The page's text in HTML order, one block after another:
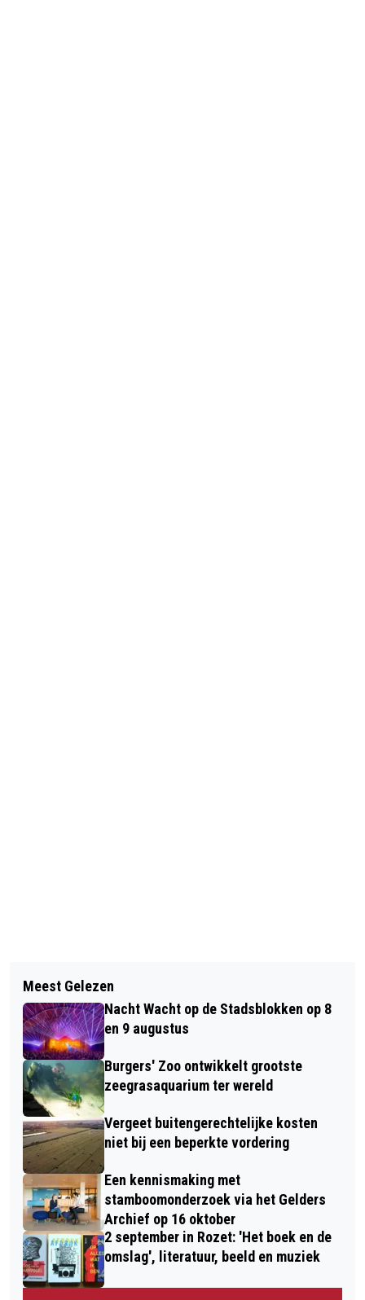
SGA-SCHOLIERE WINT BRONS OP
INTERNATIONAL JUNIOR SCIENCE
OLYMPIAD IN DUBAI
DIGITAAL KERSTCONCERT GOOG:
GENIETEN VANUIT JE LUIE STOEL
Meest Gelezen
Nacht Wacht op de Stadsblokken op 8
en 9 augustus
Burgers' Zoo ontwikkelt grootste
zeegrasaquarium ter wereld
Vergeet buitengerechtelijke kosten
niet bij een beperkte vordering
Een kennismaking met
stamboomonderzoek via het Gelders
Archief op 16 oktober
2 september in Rozet: 'Het boek en de
omslag', literatuur, beeld en muziek